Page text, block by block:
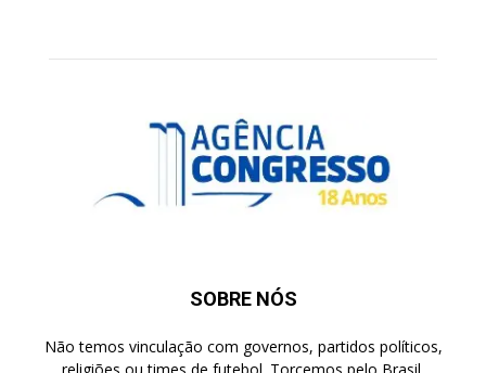
SOBRE NÓS
Não temos vinculação com governos, partidos políticos,